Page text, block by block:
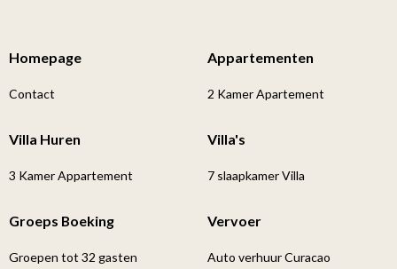
Homepage
Contact
Appartementen
2 Kamer Apartement
Villa Huren
3 Kamer Appartement
Villa's
7 slaapkamer Villa
Groeps Boeking
Groepen tot 32 gasten
Vervoer
Auto verhuur Curacao